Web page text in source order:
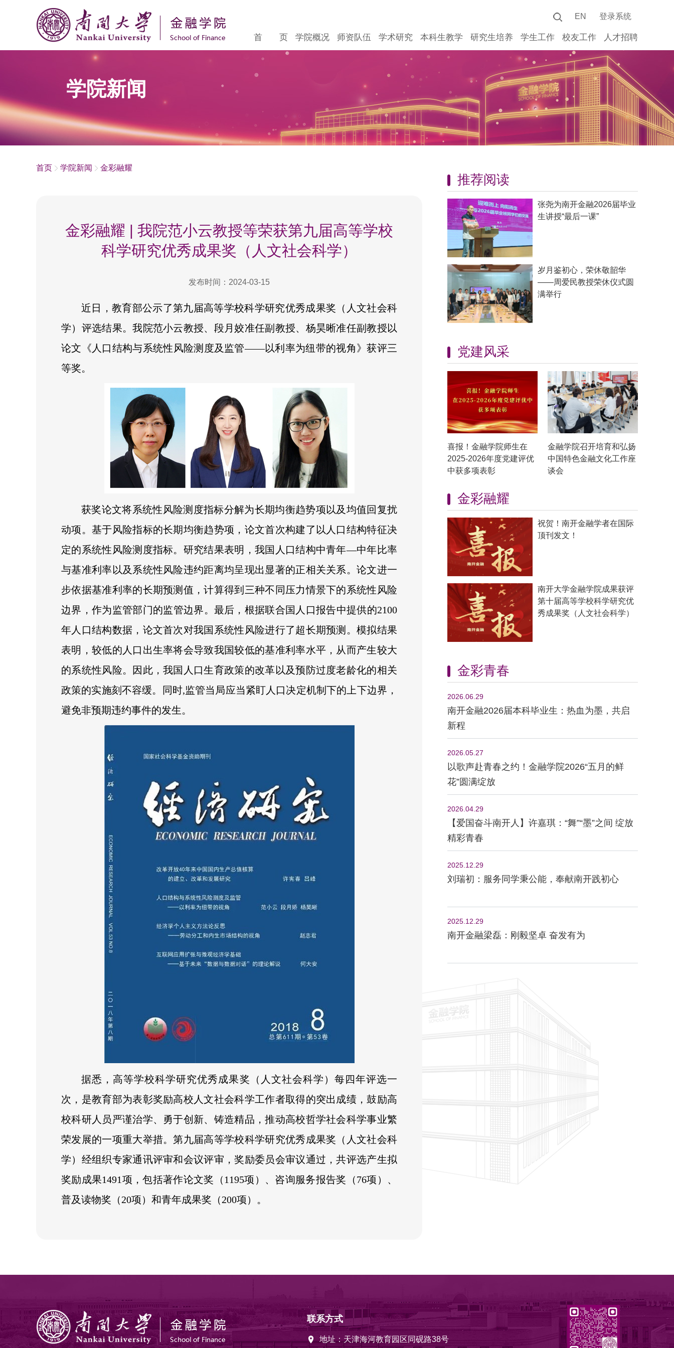
EN 登录系统
首 页 学院概况 师资队伍 学术研究 本科生教学 研究生培养 学生工作 校友工作 人才招聘
学院新闻
推荐阅读
张尧为南开金融2026届毕业
生讲授“最后一课”
岁月鉴初心，荣休敬韶华
——周爱民教授荣休仪式圆
满举行
党建风采
喜报！金融学院师生在
2025-2026年度党建评优
中获多项表彰
金融学院召开培育和弘扬
中国特色金融文化工作座
谈会
金彩融耀
祝贺！南开金融学者在国际
顶刊发文！
南开大学金融学院成果获评
第十届高等学校科学研究优
秀成果奖（人文社会科学）
金彩青春
2026.06.29
南开金融2026届本科毕业生：热血为墨，共启
新程
2026.05.27
以歌声赴青春之约！金融学院2026“五月的鲜
花”圆满绽放
2026.04.29
【爱国奋斗南开人】许嘉琪：“舞”“墨”之间 绽放
精彩青春
2025.12.29
刘瑞初：服务同学秉公能，奉献南开践初心
2025.12.29
南开金融梁磊：刚毅坚卓 奋发有为
首页 学院新闻 金彩融耀
金彩融耀 | 我院范小云教授等荣获第九届高等学校
科学研究优秀成果奖（人文社会科学）
发布时间：2024-03-15
近日，教育部公示了第九届高等学校科学研究优秀成果奖（人文社会科
学）评选结果。我院范小云教授、段月姣准任副教授、杨昊晰准任副教授以
论文《人口结构与系统性风险测度及监管——以利率为纽带的视角》获评三
等奖。
获奖论文将系统性风险测度指标分解为长期均衡趋势项以及均值回复扰
动项。基于风险指标的长期均衡趋势项，论文首次构建了以人口结构特征决
定的系统性风险测度指标。研究结果表明，我国人口结构中青年—中年比率
与基准利率以及系统性风险违约距离均呈现出显著的正相关关系。论文进一
步依据基准利率的长期预测值，计算得到三种不同压力情景下的系统性风险
边界，作为监管部门的监管边界。最后，根据联合国人口报告中提供的2100
年人口结构数据，论文首次对我国系统性风险进行了超长期预测。模拟结果
表明，较低的人口出生率将会导致我国较低的基准利率水平，从而产生较大
的系统性风险。因此，我国人口生育政策的改革以及预防过度老龄化的相关
政策的实施刻不容缓。同时,监管当局应当紧盯人口决定机制下的上下边界，
避免非预期违约事件的发生。
据悉，高等学校科学研究优秀成果奖（人文社会科学）每四年评选一
次，是教育部为表彰奖励高校人文社会科学工作者取得的突出成绩，鼓励高
校科研人员严谨治学、勇于创新、铸造精品，推动高校哲学社会科学事业繁
荣发展的一项重大举措。第九届高等学校科学研究优秀成果奖（人文社会科
学）经组织专家通讯评审和会议评审，奖励委员会审议通过，共评选产生拟
奖励成果1491项，包括著作论文奖（1195项）、咨询服务报告奖（76项）、
普及读物奖（20项）和青年成果奖（200项）。
联系方式
地址：天津海河教育园区同砚路38号